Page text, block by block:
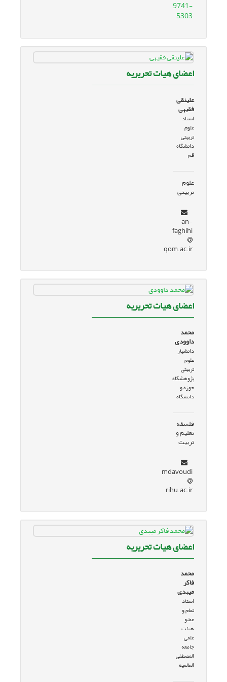
9741-
5303
اعضای هیات تحریریه
علی­نقی
فقیهی
استاد
علوم
تربیتی
دانشگاه
قم
علوم
تربیتی
an-
faghihi
qom.ac.ir
اعضای هیات تحریریه
محمد
داوودی
دانشیار
علوم
تربیتی
پژوهشگاه
حوزه و
دانشگاه
فلسفه
تعلیم و
تربیت
mdavoudi
rihu.ac.ir
اعضای هیات تحریریه
محمد
فاکر
میبدی
استاد
تمام و
عضو
هیئت
علمی
جامعه
المصطفی
العالمیه